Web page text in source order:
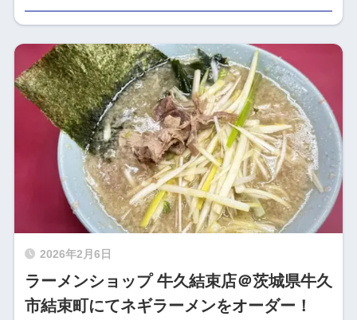
2026年2月6日
ラーメンショップ 牛久結束店＠茨城県牛久
市結束町にてネギラーメンをオーダー！